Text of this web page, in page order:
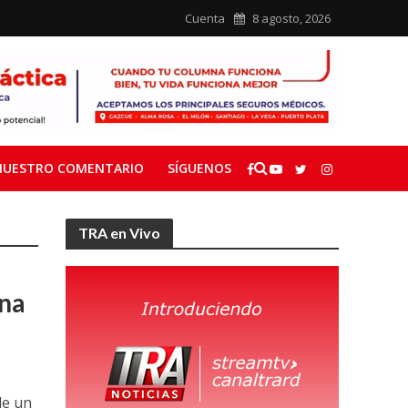
Cuenta 8 agosto, 2026
COMENTARIO SÍGUENOS
un
TRA en Vivo